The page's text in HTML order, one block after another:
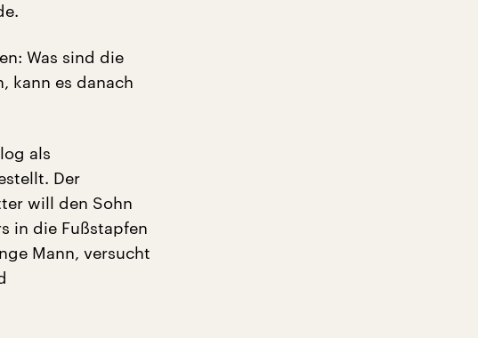
Was sind die
kann es danach
als
Der
will den Sohn
in die Fußstapfen
Mann, versucht